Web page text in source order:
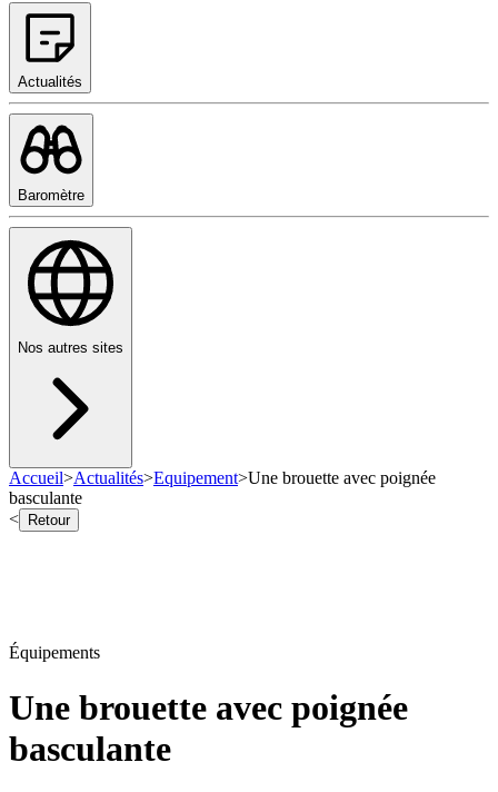
Actualités
Baromètre
Nos autres sites
Accueil>Actualités>Equipement>Une brouette avec poignée
basculante
<
Retour
Équipements
Une brouette avec poignée
basculante